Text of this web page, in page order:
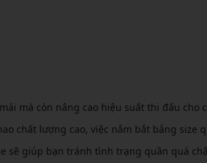
mà còn nâng cao hiệu suất thi đấu cho
chất lượng cao, việc nắm bắt bảng size
sẽ giúp bạn tránh tình trạng quần quá